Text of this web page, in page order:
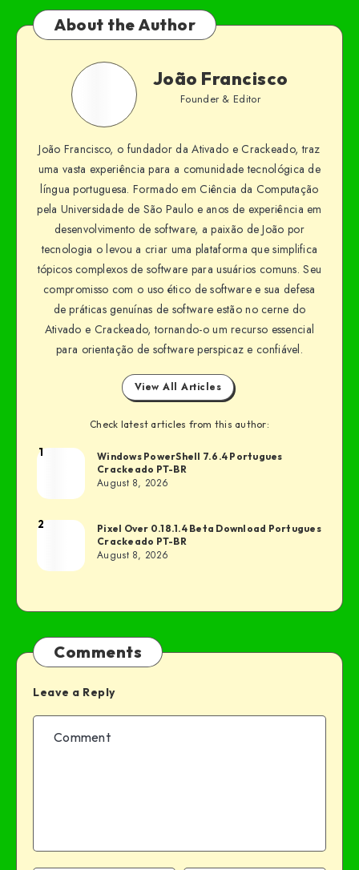
About the Author
João Francisco
Founder & Editor
João Francisco, o fundador da Ativado e Crackeado, traz
uma vasta experiência para a comunidade tecnológica de
língua portuguesa. Formado em Ciência da Computação
pela Universidade de São Paulo e anos de experiência em
desenvolvimento de software, a paixão de João por
tecnologia o levou a criar uma plataforma que simplifica
tópicos complexos de software para usuários comuns. Seu
compromisso com o uso ético de software e sua defesa
de práticas genuínas de software estão no cerne do
Ativado e Crackeado, tornando-o um recurso essencial
para orientação de software perspicaz e confiável.
View All Articles
Check latest articles from this author:
1
Windows PowerShell 7.6.4 Portugues
Crackeado PT-BR
August 8, 2026
2
Pixel Over 0.18.1.4 Beta Download Portugues
Crackeado PT-BR
August 8, 2026
Comments
Leave a Reply